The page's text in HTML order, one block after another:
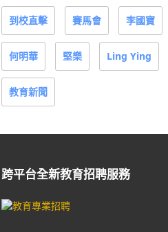
到校直擊 賽馬會 李國寶
何明華 堅樂 Ling Ying
教育新聞
跨平台全新教育招聘服務